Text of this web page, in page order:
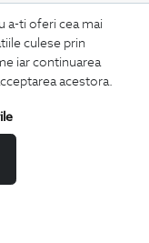
a-ti oferi cea mai
culese prin
iar continuarea
acestora.